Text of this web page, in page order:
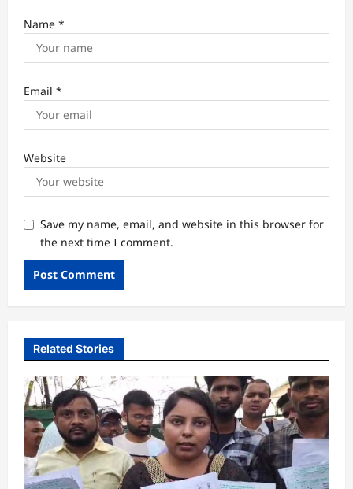
Name *
Email *
Website
Save my name, email, and website in this browser for
the next time I comment.
Related Stories